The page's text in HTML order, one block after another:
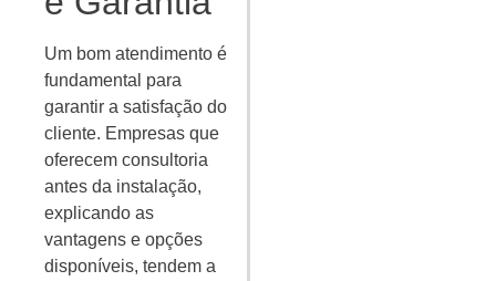
Um bom atendimento é
fundamental para
garantir a satisfação do
cliente. Empresas que
oferecem consultoria
antes da instalação,
explicando as
vantagens e opções
disponíveis, tendem a